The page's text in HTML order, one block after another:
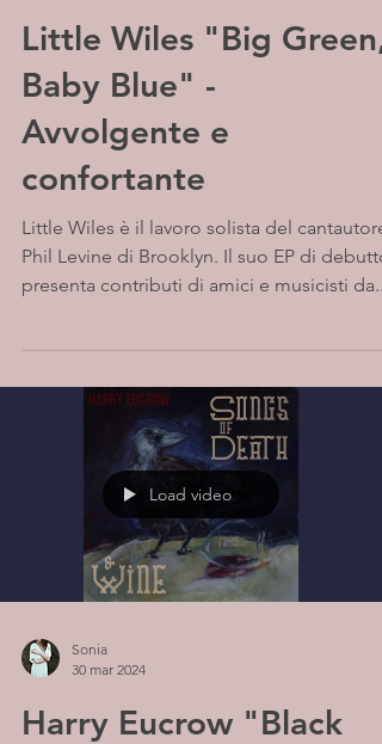
Little Wiles "Big Green,
Baby Blue" -
Avvolgente e
confortante
Little Wiles è il lavoro solista del cantautore
Phil Levine di Brooklyn. Il suo EP di debutto
presenta contributi di amici e musicisti da...
Load video
Sonia
30 mar 2024
Harry Eucrow "Black